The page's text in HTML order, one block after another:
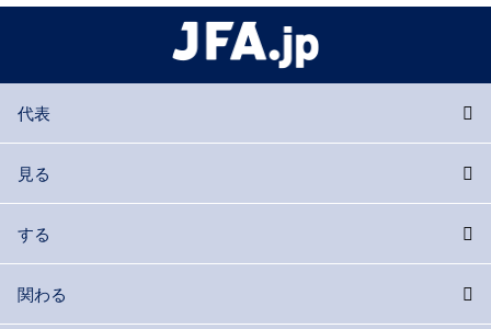
代表
見る
する
関わる